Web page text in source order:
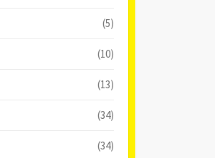
(5)
(10)
(13)
(34)
(34)